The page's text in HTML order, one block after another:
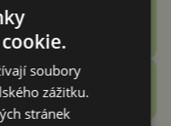
nebo podfuk?
soubory
zážitku.
stránek